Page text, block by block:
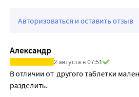
Авторизоваться и оставить отзыв
Александр
2 августа в 07:51
В отличии от  другого таблетки
разделить.